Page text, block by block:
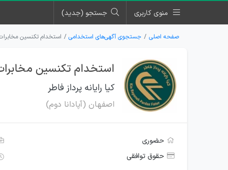
منوی کاربری جستجو (جدید)
صفحه اصلی جستجوی آگهی‌های استخدامی استخدام تکنسین مخابرات
استخدام تکنسین
کیا رایانه پرداز فاطر
اصفهان (آپادانا دوم)
حضوری
حقوق توافقی